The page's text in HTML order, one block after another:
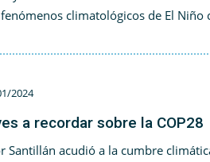
climatológicos de El Niño
2024
a recordar sobre la COP28
Santillán acudió a la cumbre